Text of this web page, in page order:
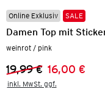
Online Exklusiv SALE
Damen Top mit
weinrot / pink
Vorheriger Preis:
19,99 €
Neuer Preis:
16,00 €
inkl. MwSt. ggf.